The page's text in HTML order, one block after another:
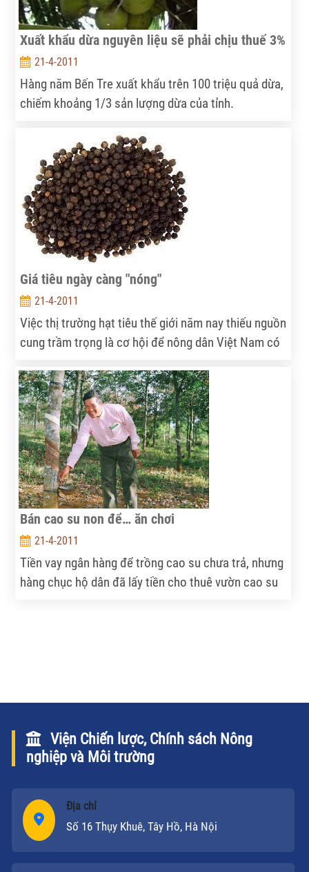
Xuất khẩu dừa nguyên liệu sẽ phải chịu thuế 3%
21-4-2011
Hàng năm Bến Tre xuất khẩu trên 100 triệu quả dừa,
chiếm khoảng 1/3 sản lượng dừa của tỉnh.
Giá tiêu ngày càng "nóng"
21-4-2011
Việc thị trường hạt tiêu thế giới năm nay thiếu nguồn
cung trầm trọng là cơ hội để nông dân Việt Nam có
Bán cao su non để… ăn chơi
21-4-2011
Tiền vay ngân hàng để trồng cao su chưa trả, nhưng
hàng chục hộ dân đã lấy tiền cho thuê vườn cao su
Viện Chiến lược, Chính sách Nông
nghiệp và Môi trường
Địa chỉ
Số 16 Thụy Khuê, Tây Hồ, Hà Nội